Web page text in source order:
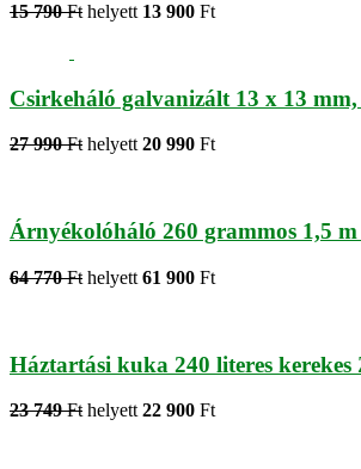
15 790 Ft helyett 13 900 Ft
Csirkeháló galvanizált 13 x 13
27 990 Fthelyett20 990 Ft
Árnyékolóháló 260 grammos 1,5
64 770 Ft helyett 61 900 Ft
Háztartási kuka 240 literes
23 749 Ft helyett 22 900 Ft